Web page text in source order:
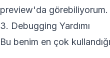
preview'da görebiliyorum.
3. Debugging Yardımı
Bu benim en çok